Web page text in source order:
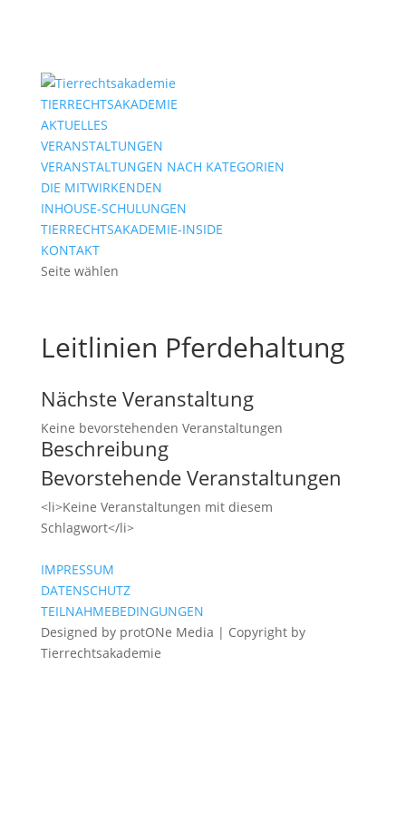
TIERRECHTSAKADEMIE
AKTUELLES
VERANSTALTUNGEN
VERANSTALTUNGEN NACH KATEGORIEN
DIE MITWIRKENDEN
INHOUSE-SCHULUNGEN
TIERRECHTSAKADEMIE-INSIDE
KONTAKT
Seite wählen
Leitlinien Pferdehaltung
Nächste Veranstaltung
Keine bevorstehenden Veranstaltungen
Beschreibung
Bevorstehende Veranstaltungen
<li>Keine Veranstaltungen mit diesem
Schlagwort</li>
IMPRESSUM
DATENSCHUTZ
TEILNAHMEBEDINGUNGEN
Designed by protONe Media | Copyright by
Tierrechtsakademie